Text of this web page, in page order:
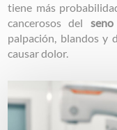
tiene más
cancerosos del seno
palpación, blandos y
causar dolor.
Image